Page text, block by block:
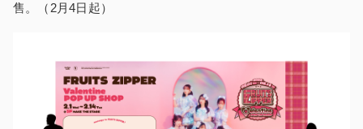
售。（2月4日起）